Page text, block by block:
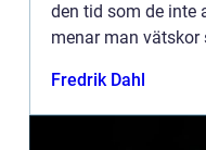
den tid som de inte
menar man
Fredrik Dahl